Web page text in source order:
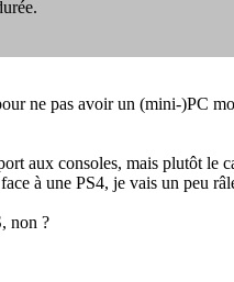
ne pas avoir un (mini-)PC
aux consoles, mais plutôt
à une PS4, je vais un peu
non ?